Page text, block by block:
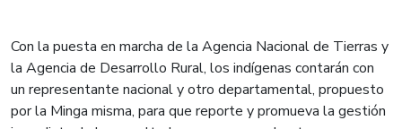
​​​​​Con la puesta en marcha de la Agencia Nacional de Tierras y
la Agencia de Desarrollo Rural, los indígenas contarán con
un representante nacional y otro departamental, propuesto
por la Minga misma, para que reporte y promueva la gestión